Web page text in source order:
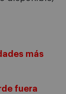
más
fuera